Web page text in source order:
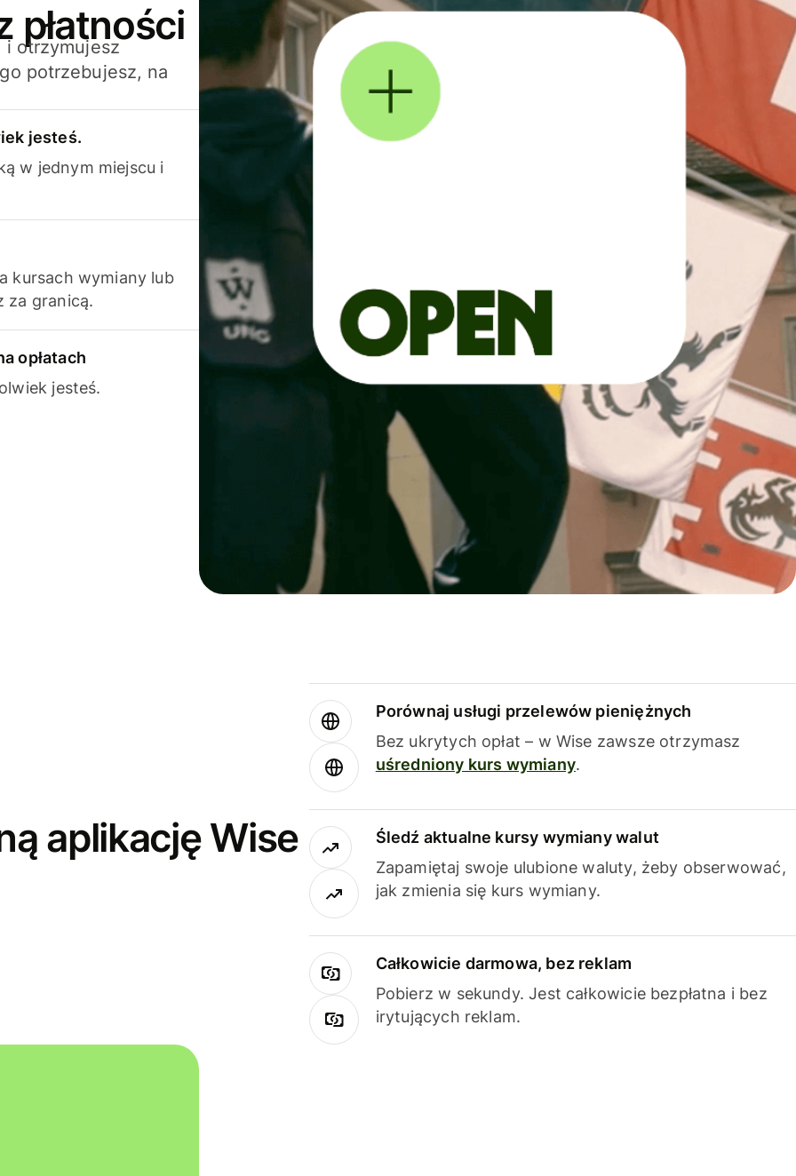
płatności
i otrzymujesz
potrzebujesz, na
jesteś.
w jednym miejscu i
kursach wymiany lub
za granicą.
opłatach
jesteś.
aplikację Wise
Porównaj usługi przelewów pieniężnych
Bez ukrytych opłat – w Wise zawsze otrzymasz
uśredniony kurs wymiany.
Śledź aktualne kursy wymiany walut
Zapamiętaj swoje ulubione waluty, żeby obserwować,
jak zmienia się kurs wymiany.
Całkowicie darmowa, bez reklam
Pobierz w sekundy. Jest całkowicie bezpłatna i bez
irytujących reklam.